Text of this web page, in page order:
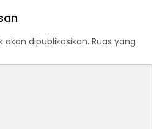
dipublikasikan. Ruas yang